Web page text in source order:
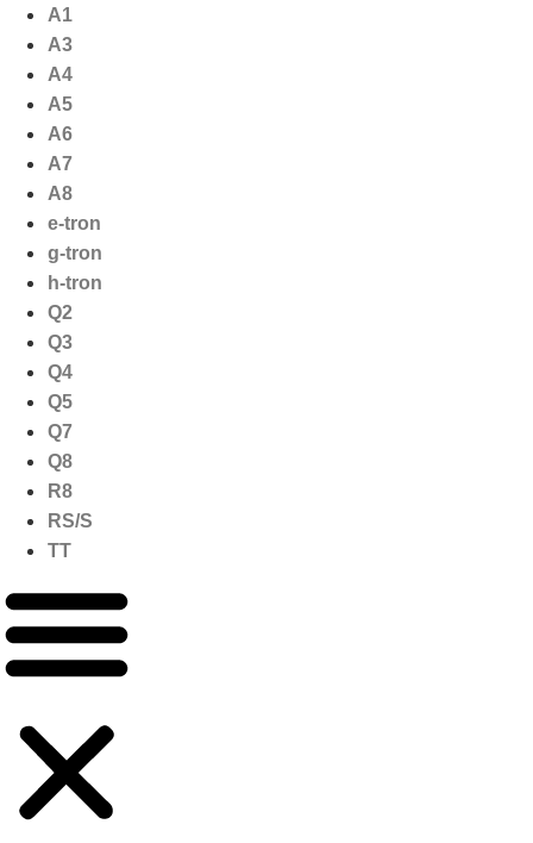
naar
inhoud
A1
A3
A4
A5
A6
A7
A8
e-tron
g-tron
h-tron
Q2
Q3
Q4
Q5
Q7
Q8
R8
RS/S
TT